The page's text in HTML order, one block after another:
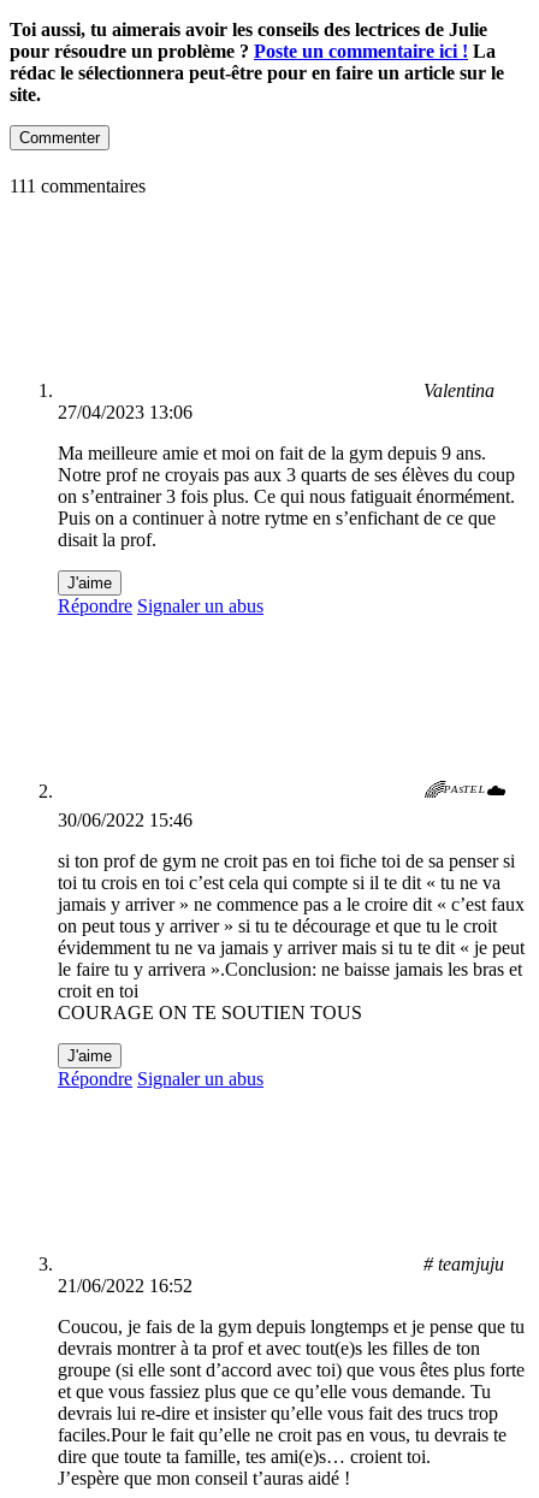
Toi aussi, tu aimerais avoir les conseils des lectrices de Julie
pour résoudre un problème ? Poste un commentaire ici ! La
rédac le sélectionnera peut-être pour en faire un article sur le
site.
Commenter
111 commentaires
Valentina
27/04/2023 13:06
Ma meilleure amie et moi on fait de la gym depuis 9 ans.
Notre prof ne croyais pas aux 3 quarts de ses élèves du coup
on s’entrainer 3 fois plus. Ce qui nous fatiguait énormément.
Puis on a continuer à notre rytme en s’enfichant de ce que
disait la prof.
J'aime
Répondre Signaler un abus
🌈ᴾᴬˢᵀᴱᴸ☁️
30/06/2022 15:46
si ton prof de gym ne croit pas en toi fiche toi de sa penser si
toi tu crois en toi c’est cela qui compte si il te dit « tu ne va
jamais y arriver » ne commence pas a le croire dit « c’est faux
on peut tous y arriver » si tu te décourage et que tu le croit
évidemment tu ne va jamais y arriver mais si tu te dit « je peut
le faire tu y arrivera ».Conclusion: ne baisse jamais les bras et
croit en toi
COURAGE ON TE SOUTIEN TOUS
J'aime
Répondre Signaler un abus
# teamjuju
21/06/2022 16:52
Coucou, je fais de la gym depuis longtemps et je pense que tu
devrais montrer à ta prof et avec tout(e)s les filles de ton
groupe (si elle sont d’accord avec toi) que vous êtes plus forte
et que vous fassiez plus que ce qu’elle vous demande. Tu
devrais lui re-dire et insister qu’elle vous fait des trucs trop
faciles.Pour le fait qu’elle ne croit pas en vous, tu devrais te
dire que toute ta famille, tes ami(e)s… croient toi.
J’espère que mon conseil t’auras aidé !